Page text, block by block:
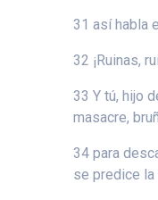
31 así habla
32 ¡Ruinas,
33 Y tú, hijo
masacre,
34 para
se predice la